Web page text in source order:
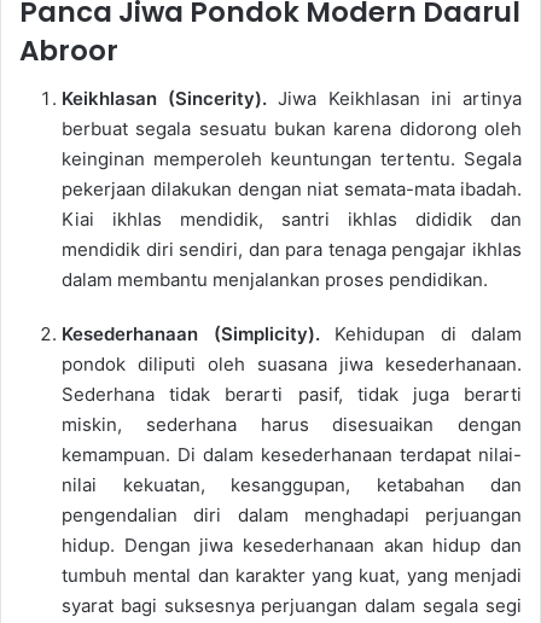
Panca Jiwa Pondok Modern Daarul
Abroor
Keikhlasan (Sincerity).Jiwa Keikhlasan ini artinya
berbuat segala sesuatu bukan karena didorong oleh
keinginan memperoleh keuntungan tertentu. Segala
pekerjaan dilakukan dengan niat semata-mata ibadah.
Kiai ikhlas mendidik, santri ikhlas dididik dan
mendidik diri sendiri, dan para tenaga pengajar ikhlas
dalam membantu menjalankan proses pendidikan.
Kesederhanaan (Simplicity). Kehidupan di dalam
pondok diliputi oleh suasana jiwa kesederhanaan.
Sederhana tidak berarti pasif, tidak juga berarti
miskin, sederhana harus disesuaikan dengan
kemampuan. Di dalam kesederhanaan terdapat nilai-
nilai kekuatan, kesanggupan, ketabahan dan
pengendalian diri dalam menghadapi perjuangan
hidup. Dengan jiwa kesederhanaan akan hidup dan
tumbuh mental dan karakter yang kuat, yang menjadi
syarat bagi suksesnya perjuangan dalam segala segi